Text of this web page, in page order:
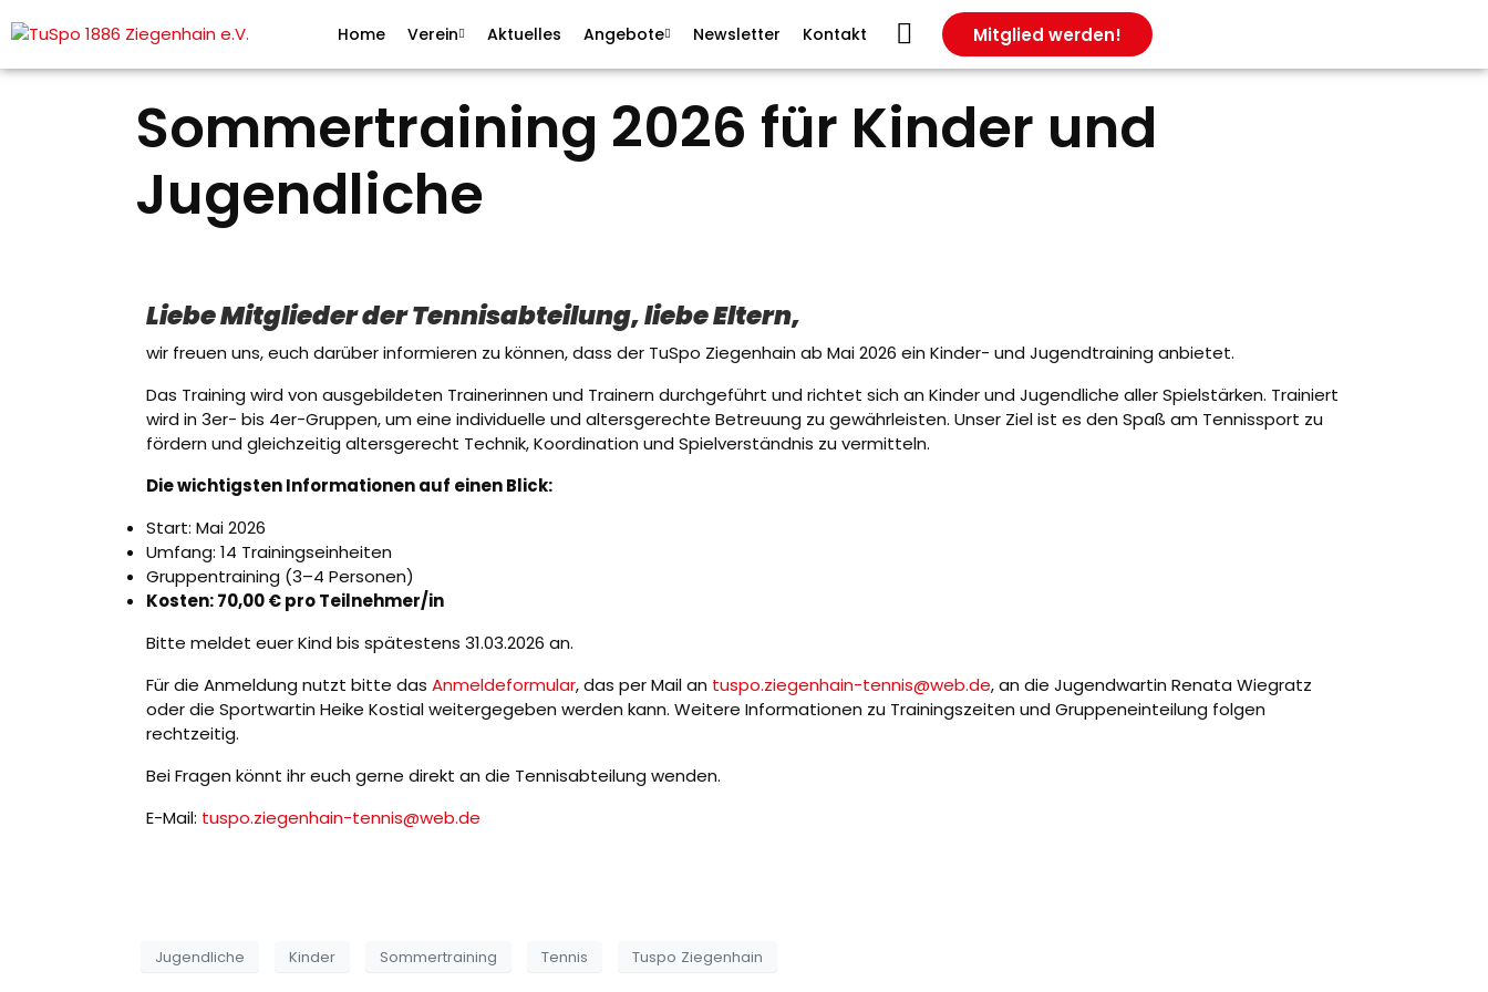
Home Verein Aktuelles Angebote Newsletter Kontakt Mitglied werden!
Sommertraining 2026 für Kinder und
Jugendliche
Liebe Mitglieder der Tennisabteilung, liebe Eltern,
wir freuen uns, euch darüber informieren zu können, dass der TuSpo Ziegenhain ab Mai 2026 ein Kinder- und Jugendtraining anbietet.
Das Training wird von ausgebildeten Trainerinnen und Trainern durchgeführt und richtet sich an Kinder und Jugendliche aller Spielstärken. Trainiert
wird in 3er- bis 4er-Gruppen, um eine individuelle und altersgerechte Betreuung zu gewährleisten. Unser Ziel ist es den Spaß am Tennissport zu
fördern und gleichzeitig altersgerecht Technik, Koordination und Spielverständnis zu vermitteln.
Die wichtigsten Informationen auf einen Blick:
Start: Mai 2026
Umfang: 14 Trainingseinheiten
Gruppentraining (3–4 Personen)
Kosten: 70,00 € pro Teilnehmer/in
Bitte meldet euer Kind bis spätestens 31.03.2026 an.
Für die Anmeldung nutzt bitte das Anmeldeformular, das per Mail an tuspo.ziegenhain-tennis@web.de, an die Jugendwartin Renata Wiegratz
oder die Sportwartin Heike Kostial weitergegeben werden kann. Weitere Informationen zu Trainingszeiten und Gruppeneinteilung folgen
rechtzeitig.
Bei Fragen könnt ihr euch gerne direkt an die Tennisabteilung wenden.
E-Mail: tuspo.ziegenhain-tennis@web.de
Jugendliche Kinder Sommertraining Tennis Tuspo Ziegenhain